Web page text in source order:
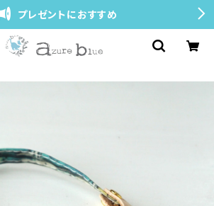
プレゼントにおすすめ